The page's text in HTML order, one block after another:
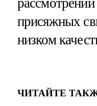
присяжных
низком
ЧИТАЙТЕ